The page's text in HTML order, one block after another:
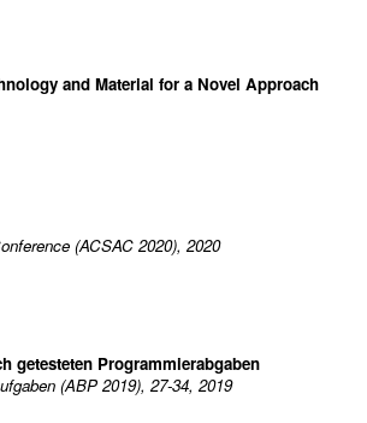
and Material for a Novel Approach
(ACSAC 2020), 2020
getesteten Programmierabgaben
(ABP 2019), 27-34, 2019